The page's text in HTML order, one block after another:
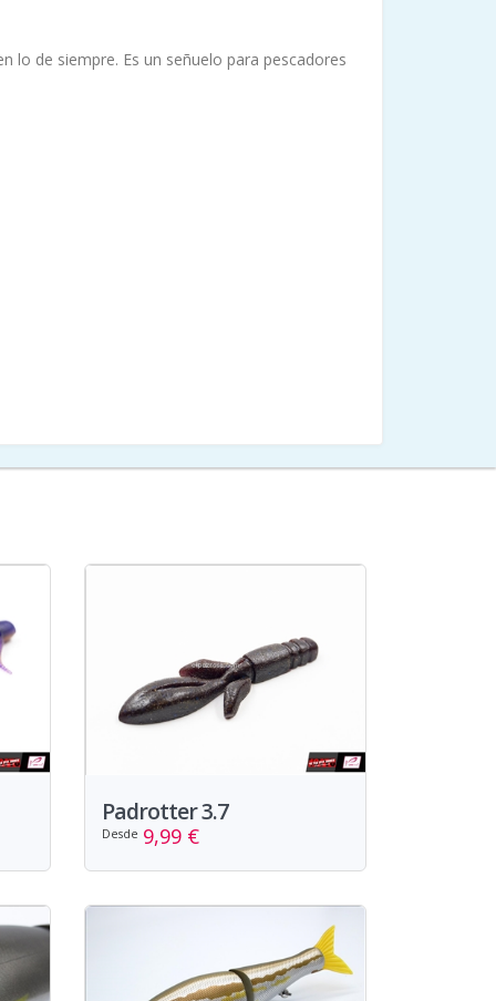
lo de siempre. Es un señuelo para pescadores
Padrotter 3.7
Desde 9,99 €